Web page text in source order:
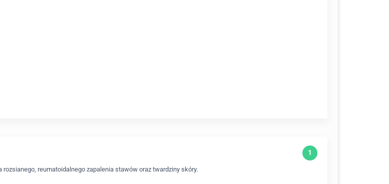
reumatoidalnego zapalenia stawów oraz twardziny skóry.